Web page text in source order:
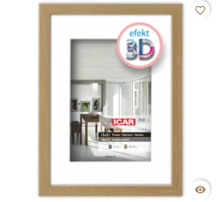

favorite_border